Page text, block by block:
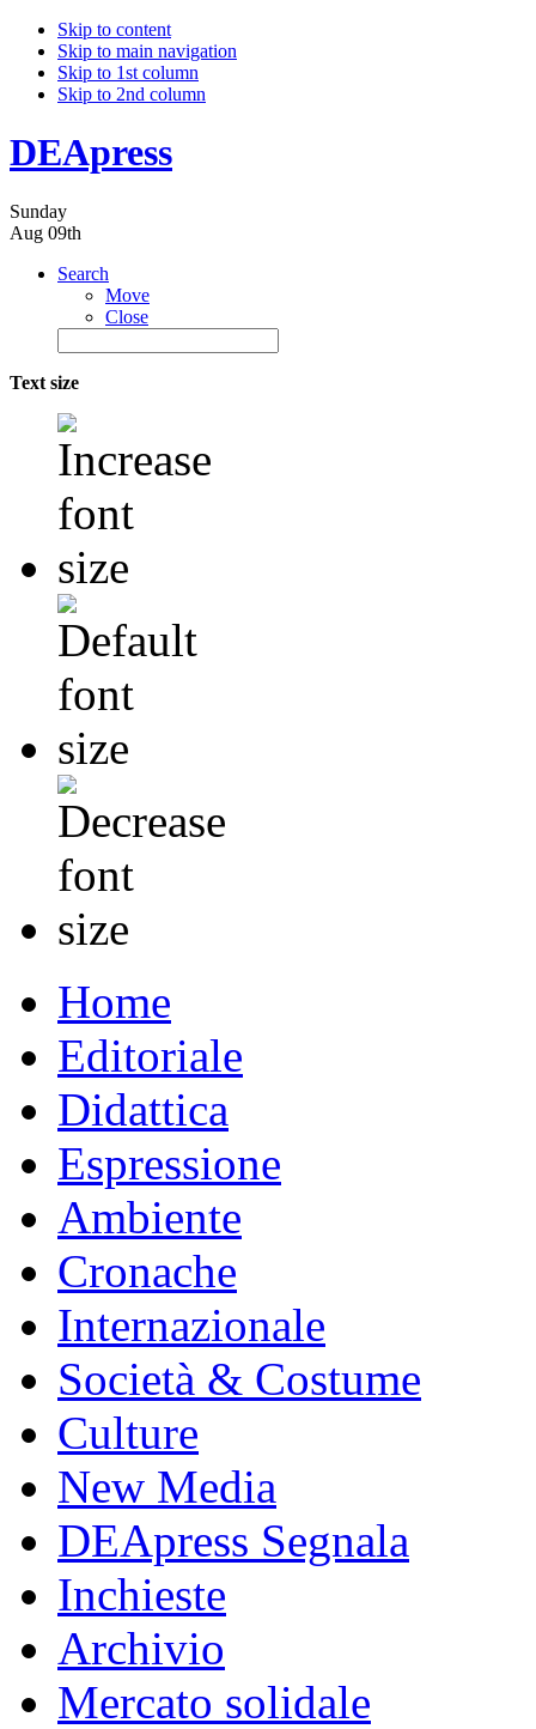
Skip to content
Skip to main navigation
Skip to 1st column
Skip to 2nd column
DEApress
Sunday
Aug 09th
Search
Move
Close
Text size
Home
Editoriale
Didattica
Espressione
Ambiente
Cronache
Internazionale
Società & Costume
Culture
New Media
DEApress Segnala
Inchieste
Archivio
Mercato solidale